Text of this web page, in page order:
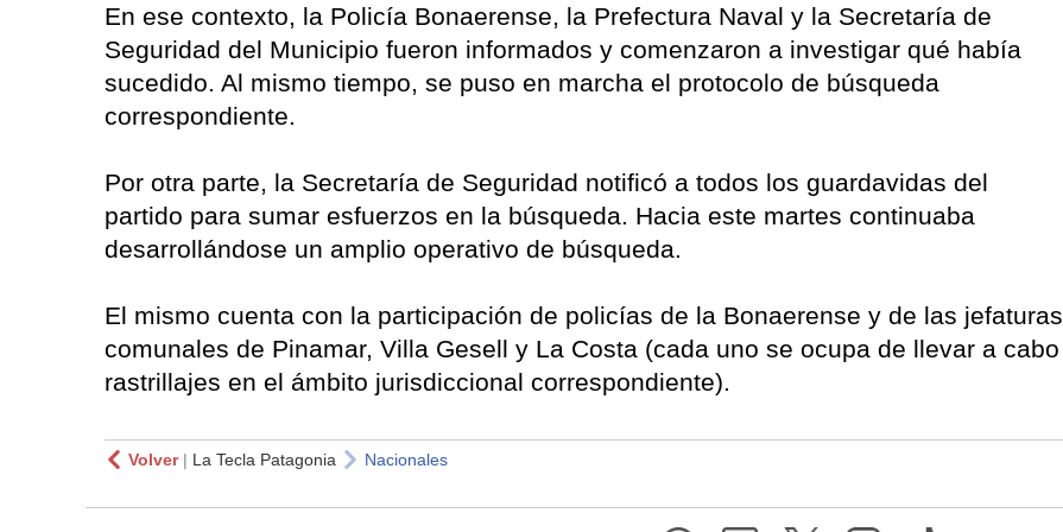
En ese contexto, la Policía Bonaerense, la Prefectura Naval y la Secretaría de
Seguridad del Municipio fueron informados y comenzaron a investigar qué había
sucedido. Al mismo tiempo, se puso en marcha el protocolo de búsqueda
correspondiente.
Por otra parte, la Secretaría de Seguridad notificó a todos los guardavidas del
partido para sumar esfuerzos en la búsqueda. Hacia este martes continuaba
desarrollándose un amplio operativo de búsqueda.
El mismo cuenta con la participación de policías de la Bonaerense y de las jefaturas
comunales de Pinamar, Villa Gesell y La Costa (cada uno se ocupa de llevar a cabo
rastrillajes en el ámbito jurisdiccional correspondiente).
Volver| La Tecla Patagonia Nacionales